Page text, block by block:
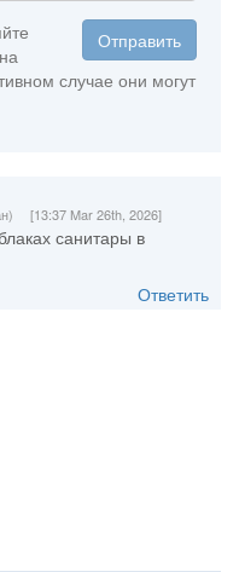
Отправить
случае они могут
[13:37 Mar 26th, 2026]
санитары в
Ответить